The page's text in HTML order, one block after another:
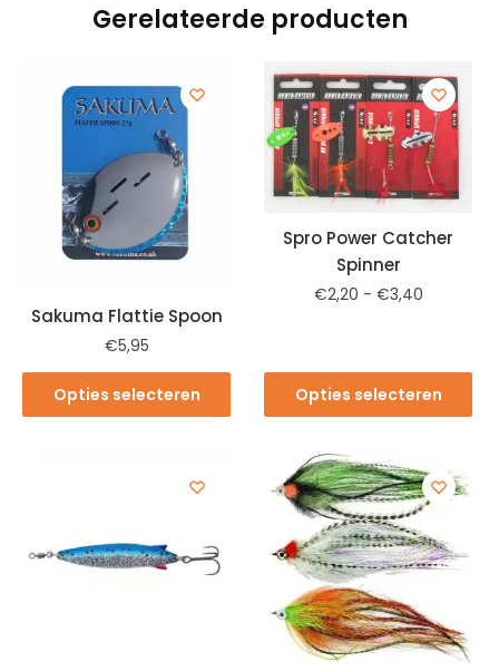
Gerelateerde producten
Sakuma Flattie Spoon
€5,95
Opties selecteren
Spro Power Catcher
Spinner
€2,20 - €3,40
Opties selecteren